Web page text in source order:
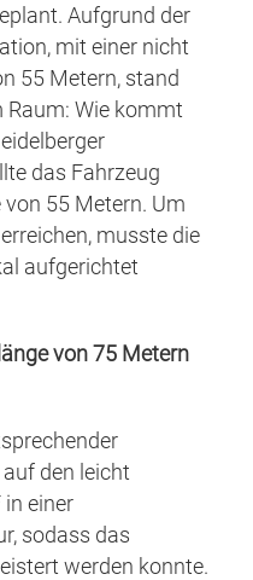
Aufgrund der
mit einer nicht
55 Metern, stand
Raum: Wie kommt
das Fahrzeug
55 Metern. Um
musste die
aufgerichtet
von 75 Metern
den leicht
einer
sodass das
werden konnte.